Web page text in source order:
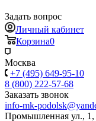
Задать вопрос
Личный кабинет
Корзина0
Москва
+7 (495) 649-95-10
8 (800) 222-57-68
Заказать звонок
info-mk-
Промышленная ул., 1,